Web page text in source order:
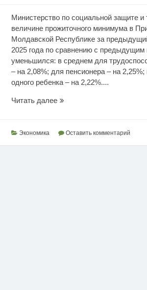
Министерство по социальной защите
величине прожиточного минимума в
Молдавской Республике за
2025 года по сравнению с
уменьшился: в среднем для
– на 2,08%; для пенсионера – на
одного ребенка – на 2,22%....
Читать далееИюльский
Экономика Оставить комментарий